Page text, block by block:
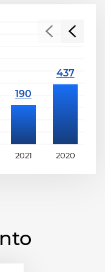
2021 2020